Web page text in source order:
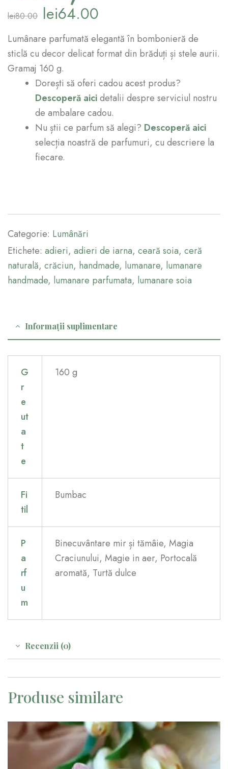
lei80.00 lei64.00
Lumânare parfumată elegantă în bombonieră de
sticlă cu decor delicat format din brăduți și stele aurii.
Gramaj 160 g.
Dorești să oferi cadou acest produs?
Descoperă aicidetalii despre serviciul nostru
de ambalare cadou.
Nu știi ce parfum să alegi? Descoperă aici
selecția noastră de parfumuri, cu descriere la
fiecare.
Categorie: Lumânări
Etichete: adieri, adieri de iarna, ceară soia, ceră
naturală, crăciun, handmade, lumanare, lumanare
handmade, lumanare parfumata, lumanare soia
Informații suplimentare
G
r
e
ut
a
t
e
160 g
Fi
til
Bumbac
P
a
rf
u
m
Binecuvântare mir și tămâie, Magia
Craciunului, Magie in aer, Portocală
aromată, Turtă dulce
Recenzii (0)
Produse similare